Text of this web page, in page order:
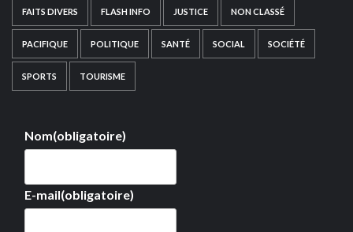
FAITS DIVERS FLASH INFO JUSTICE NON CLASSÉ
PACIFIQUE POLITIQUE SANTÉ SOCIAL SOCIÉTÉ
SPORTS TOURISME
Nom(obligatoire)
E-mail(obligatoire)